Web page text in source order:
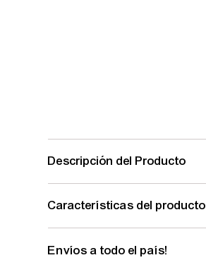
Descripción del Producto
Características del producto
Envíos a todo el país!